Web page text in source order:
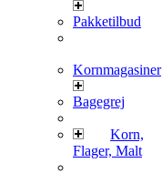
Pakketilbud
Kornmagasiner
Bagegrej
Korn,
Flager, Malt